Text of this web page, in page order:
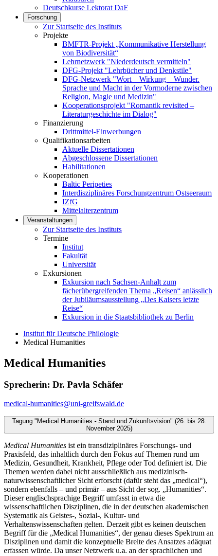
Deutschkurse Lektorat DaF
Forschung
Zur Startseite des Instituts
Projekte
BMFTR-Projekt „Kommunikative Herstellung
von Biodiversität“
Lehrnetzwerk "Niederdeutsch vermitteln"
DFG-Projekt "Lehrbücher und Denkstile"
DFG-Netzwerk "Wort – Wirkung – Wunder.
Sprache und Macht in der Vormoderne zwischen
Religion, Magie und Medizin"
Kooperationsprojekt "Romantik revisited –
Literaturgeschichte im Dialog"
Finanzierung
Drittmittel-Einwerbungen
Qualifikationsarbeiten
Aktuelle Dissertationen
Abgeschlossene Dissertationen
Habilitationen
Kooperationen
Baltic Peripeties
Interdisziplinäres Forschungzentrum Ostseeraum
IZfG
Mittelalterzentrum
Veranstaltungen
Zur Startseite des Instituts
Termine
Institut
Fakultät
Universität
Exkursionen
Exkursion nach Sachsen-Anhalt zum
fächerübergreifenden Thema „Reisen“ anlässlich
der Jubiläumsausstellung „Des Kaisers letzte
Reise“
Exkursion in die Staatsbibliothek zu Berlin
Institut für Deutsche Philologie
Medical Humanities
Medical Humanities
Sprecherin: Dr. Pavla Schäfer
medical-humanities@uni-greifswald.de
Tagung "Medical Humanities - Stand und Zukunftsvision" (26. bis 28.
November 2025)
Tagung "Medical Humanities - Stand und
Zukunftsvision"
26. bis 28. November 2025, Alfried Krupp
Wissenschaftskolleg
Medical Humanities ist ein transdiziplinäres Forschungs- und
Praxisfeld, das inhaltlich durch den Fokus auf Themen rund um
Medizin, Gesundheit, Krankheit, Pflege oder Tod definiert ist. Die
Themen werden dabei nicht ausschließlich aus medizinisch-
naturwissenschaftlicher Sicht erforscht (dafür steht das „medical“),
sondern ebenfalls – und primär – aus Sicht der sog. „Humanities“.
Dieser englischsprachige Begriff umfasst in etwa die
wissenschaftlichen Disziplinen, die in der deutschen akademischen
Systematik als Geistes-, Sozial-, Kultur- und
Verhaltenswissenschaften gelten. Derzeit gibt es keinen deutschen
Begriff für die „Medical Humanities“, der genau dieses Spektrum an
Disziplinen und damit die konzeptuelle Breite des Ansatzes adäquat
erfassen würde. Da unser Netzwerk u.a. an der sprachlichen und